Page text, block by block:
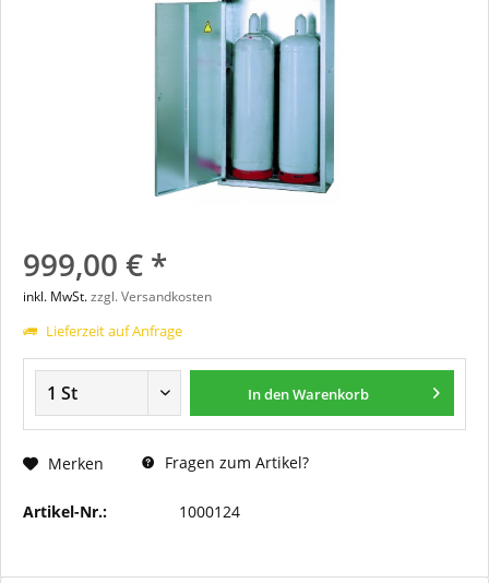
999,00 € *
inkl. MwSt.zzgl. Versandkosten
Lieferzeit auf Anfrage
In denWarenkorb
Merken Fragen zum Artikel?
Artikel-Nr.: 1000124